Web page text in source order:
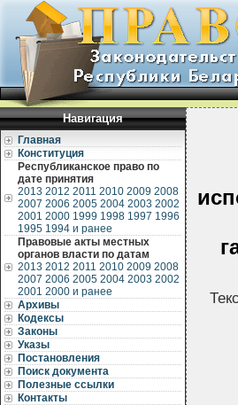
Навигация
Главная
Конституция
Республиканское право по
дате принятия
2013 2012 2011 2010 2009 2008
2007 2006 2005 2004 2003 2002
2001 2000 1999 1998 1997 1996
1995 1994 и ранее
Правовые акты местных
органов власти по датам
2013 2012 2011 2010 2009 2008
2007 2006 2005 2004 2003 2002
2001 2000 и ранее
Архивы
Кодексы
Законы
Указы
Постановления
Поиск документа
Полезные ссылки
Контакты